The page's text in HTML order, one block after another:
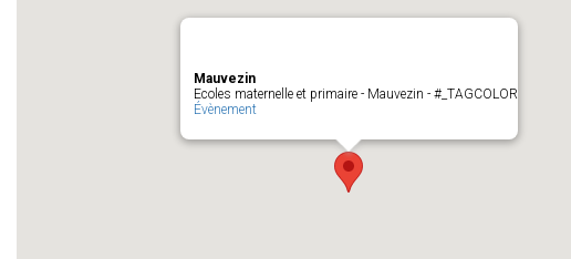
Mauvezin
Ecoles maternelle et primaire - Mauvezin - #_TAGCOLOR
Évènement